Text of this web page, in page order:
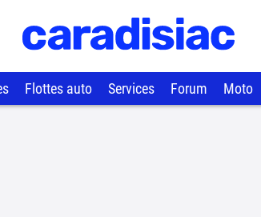
Flottes auto Services Forum Moto